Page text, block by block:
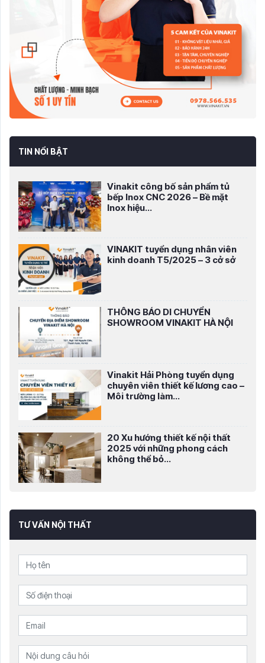
TIN NỔI BẬT
Vinakit công bố sản phẩm tủ
bếp Inox CNC 2026 – Bề mặt
Inox hiệu...
VINAKIT tuyển dụng nhân viên
kinh doanh T5/2025 – 3 cở sở
THÔNG BÁO DI CHUYỂN
SHOWROOM VINAKIT HÀ NỘI
Vinakit Hải Phòng tuyển dụng
chuyên viên thiết kế lương cao –
Môi trường làm...
20 Xu hướng thiết kế nội thất
2025 với những phong cách
không thể bỏ...
TƯ VẤN NỘI THẤT